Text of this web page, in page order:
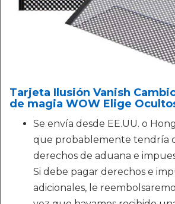
Tarjeta Ilusión Vanish
de magia WOW Elige
Se envía desde EE.UU. o
que probablemente tendría
derechos de aduana e
Si debe pagar derechos e
adicionales, le